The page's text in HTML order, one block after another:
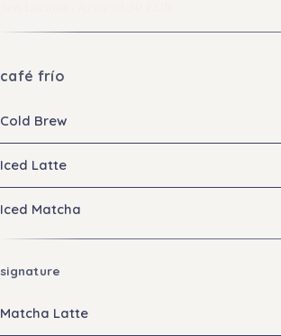
café frío
Cold Brew
Iced Latte
Iced Matcha
signature
Matcha Latte